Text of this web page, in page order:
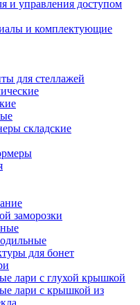
и управления доступом
и комплектующие
для стеллажей
складские
заморозки
для бонет
лари с глухой крышкой
лари с крышкой из